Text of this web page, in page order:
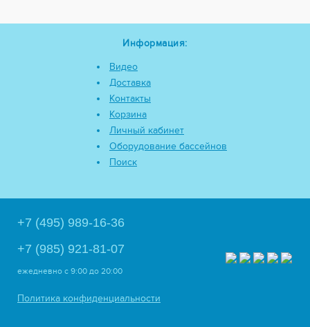
Информация:
Видео
Доставка
Контакты
Корзина
Личный кабинет
Оборудование бассейнов
Поиск
+7 (495) 989-16-36
+7 (985) 921-81-07
ежедневно с 9:00 до 20:00
Политика конфиденциальности